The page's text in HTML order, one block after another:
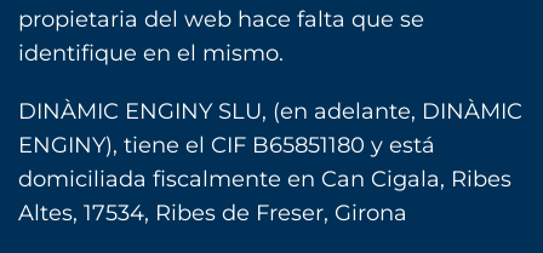
propietaria del web hace falta que se
identifique en el mismo.‎
DINÀMIC ENGINY SLU, (en adelante, DINÀMIC
ENGINY), tiene el CIF B65851180 y está
domiciliada fiscalmente en Can Cigala, Ribes
Altes, 17534, Ribes de Freser, Girona